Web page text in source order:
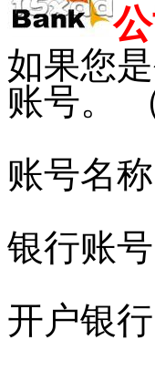
如果您
账号。
账号名
银行账
开户银